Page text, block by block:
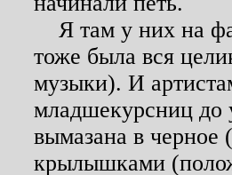
Я там у них на
тоже была вся
музыки). И
младшекурсниц до
вымазана в черное
крылышками